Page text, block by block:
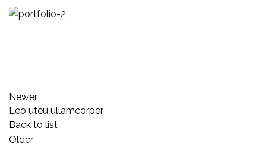
Newer
Leo uteu ullamcorper
Back to list
Older